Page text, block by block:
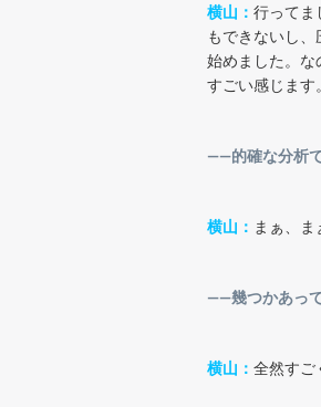
横山： 行ってま
もできないし
始めました。な
すごい感じます
――的確な分析
横山： まぁ、ま
――幾つかあっ
横山： 全然すご